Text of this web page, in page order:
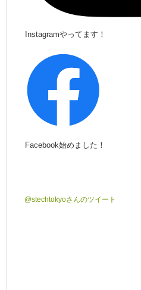
Instagramやってます！
Facebook始めました！
@stechtokyoさんのツイート